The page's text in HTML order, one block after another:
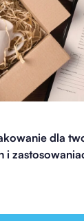
dla
i